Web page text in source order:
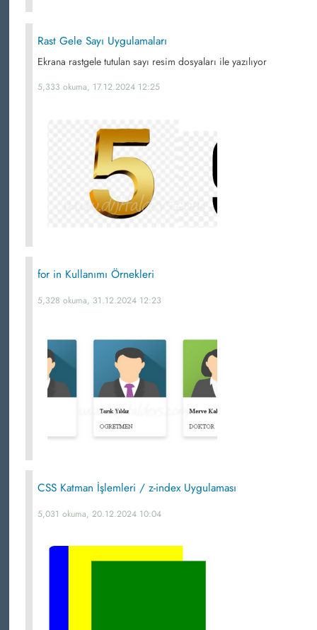
Rast Gele Sayı Uygulamaları
Ekrana rastgele tutulan sayı resim dosyaları ile yazılıyor
5,333 okuma, 17.12.2024 12:25
for in Kullanımı Örnekleri
5,328 okuma, 31.12.2024 12:23
CSS Katman İşlemleri / z-index Uygulaması
5,031 okuma, 20.12.2024 10:04